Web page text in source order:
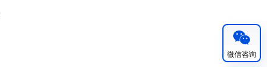
微信咨询